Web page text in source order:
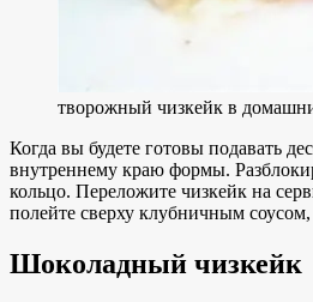
творожный чизкейк в
Когда вы будете готовы подавать
внутреннему краю формы.
кольцо. Переложите чизкейк на
полейте сверху клубничным
Шоколадный чизкейк